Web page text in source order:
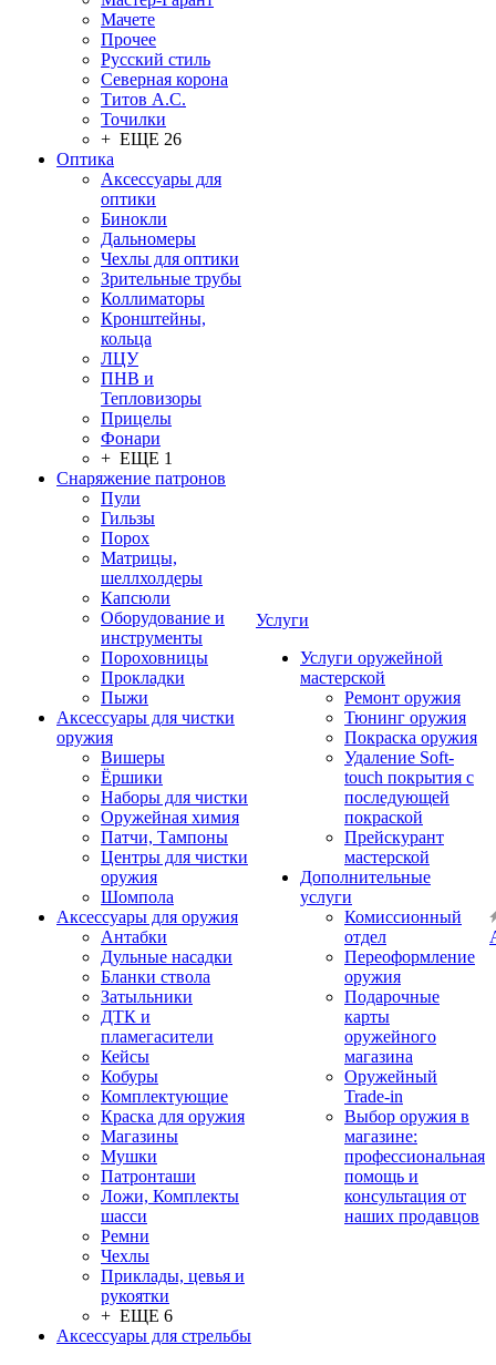
Мачете
Прочее
Русский стиль
Северная корона
Титов А.С.
Точилки
+ ЕЩЕ 26
Оптика
Аксессуары для
оптики
Бинокли
Дальномеры
Чехлы для оптики
Зрительные трубы
Коллиматоры
Кронштейны,
кольца
ЛЦУ
ПНВ и
Тепловизоры
Прицелы
Фонари
+ ЕЩЕ 1
Снаряжение патронов
Пули
Гильзы
Порох
Матрицы,
шеллхолдеры
Капсюли
Оборудование и
инструменты
Пороховницы
Прокладки
Пыжи
Аксессуары для чистки
оружия
Вишеры
Ёршики
Наборы для чистки
Оружейная химия
Патчи, Тампоны
Центры для чистки
оружия
Шомпола
Аксессуары для оружия
Антабки
Дульные насадки
Бланки ствола
Затыльники
ДТК и
пламегасители
Кейсы
Кобуры
Комплектующие
Краска для оружия
Магазины
Мушки
Патронташи
Ложи, Комплекты
шасси
Ремни
Чехлы
Приклады, цевья и
рукоятки
+ ЕЩЕ 6
Аксессуары для стрельбы
Услуги
Услуги оружейной
мастерской
Ремонт оружия
Тюнинг оружия
Покраска оружия
Удаление Soft-
touch покрытия с
последующей
покраской
Прейскурант
мастерской
Дополнительные
услуги
Комиссионный
отдел
Переоформление
оружия
Подарочные
карты
оружейного
магазина
Оружейный
Trade-in
Выбор оружия в
магазине:
профессиональная
помощь и
консультация от
наших продавцов